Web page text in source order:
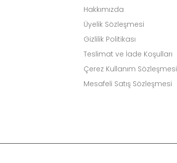
Hakkımızda
Üyelik Sözleşmesi
Gizlilik Politikası
Teslimat ve İade Koşulları
Çerez Kullanım Sözleşmesi
Mesafeli Satış Sözleşmesi